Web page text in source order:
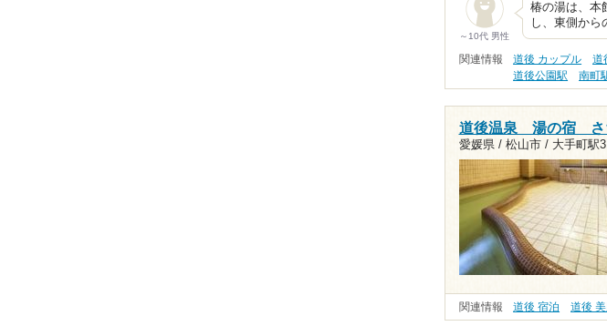
～10代 男性
椿の湯は、本
し、東側か
関連情報 道後 カップル 道
道後公園駅
南町
道後温泉 湯の宿 さ
愛媛県 / 松山市 / 大手町駅
関連情報 道後 宿泊 道後